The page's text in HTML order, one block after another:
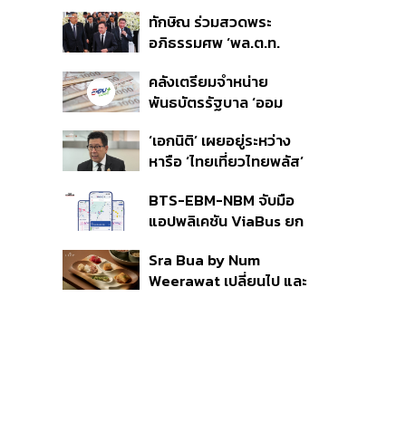
ราย รอ ป.ป.ช. ขีดเส้นแล้ว
เสร็จ 31 ส.ค.
ทักษิณ ร่วมสวดพระ
อภิธรรมศพ ‘พล.ต.ท.
สิน’ สิริอายุ 103 ปี แกนนำ
เพื่อไทย-บุคคลหลาก
คลังเตรียมจำหน่าย
พันธบัตรรัฐบาล ‘ออม
ก.ย.นี้ อาจเพิ่มสัดส่วนการ
ขายแบบ Small Lot First
‘เอกนิติ’ เผยอยู่ระหว่าง
หารือ ‘ไทยเที่ยวไทยพลัส’
แสนล้าน มั่นใจงบต่อ ‘ไทย
ช่วยไทย พลัส’ เฟส 2 มี
BTS-EBM-NBM จับมือ
แอปพลิเคชัน ViaBus ยก
รถไฟฟ้า 3 สายแบบเรียล
ไทม์
Sra Bua by Num
Weerawat เปลี่ยนไป และ